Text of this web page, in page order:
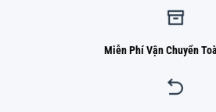
Miễn Phí Vận Chuyển